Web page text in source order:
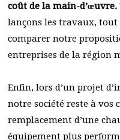
coût de la main-d’œuvre.
lançons les travaux,
comparer notre
entreprises de la région
Enfin, lors d’un projet
notre société reste à vos
remplacement d’une
équipement plus